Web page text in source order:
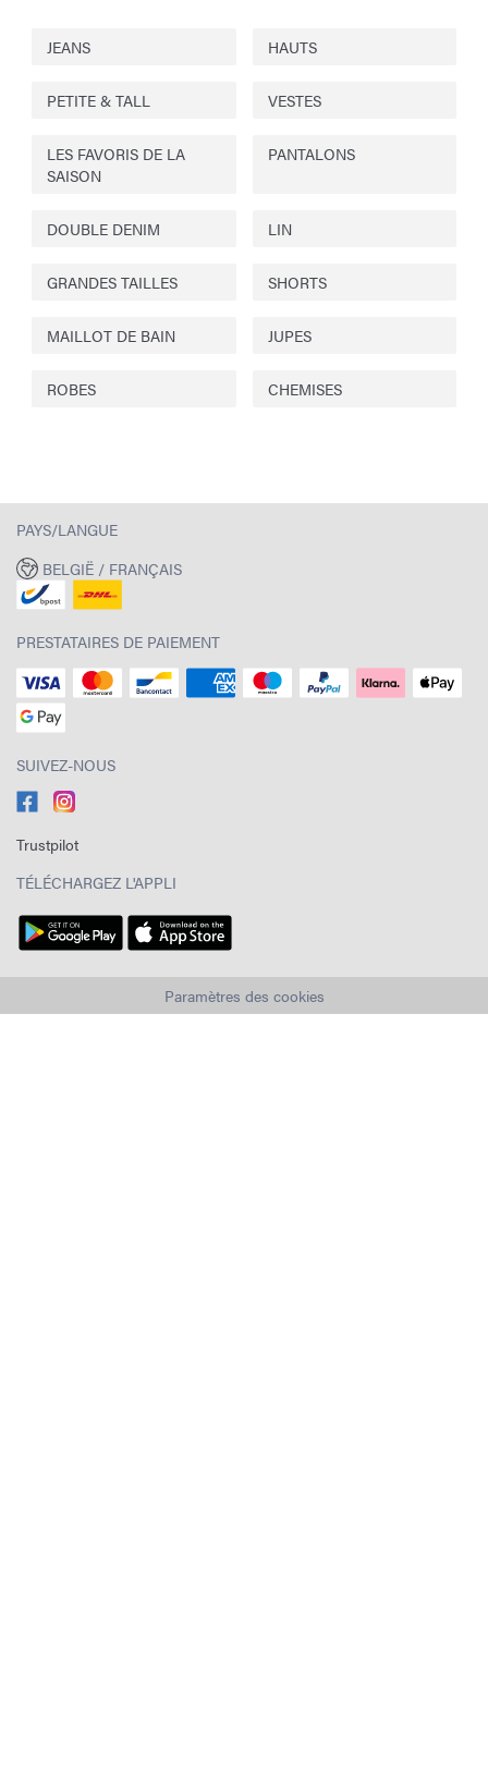
JEANS HAUTS
PETITE & TALL VESTES
LES FAVORIS DE LA
SAISON
PANTALONS
DOUBLE DENIM LIN
GRANDES TAILLES SHORTS
MAILLOT DE BAIN JUPES
ROBES CHEMISES
PAYS/LANGUE
BELGIË / FRANÇAIS
PRESTATAIRES DE PAIEMENT
SUIVEZ-NOUS
Trustpilot
TÉLÉCHARGEZ L'APPLI
Paramètres des cookies